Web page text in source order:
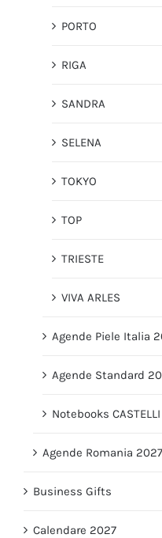
PORTO
RIGA
SANDRA
SELENA
TOKYO
TOP
TRIESTE
VIVA ARLES
Agende Piele Italia
Agende Standard
Notebooks
Agende Romania 2027
Business Gifts
Calendare 2027